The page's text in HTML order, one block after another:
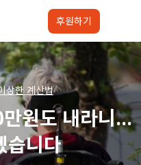
셜록클럽 후원하기
후원하기
상한 계산법
원도 내라니…
습니다